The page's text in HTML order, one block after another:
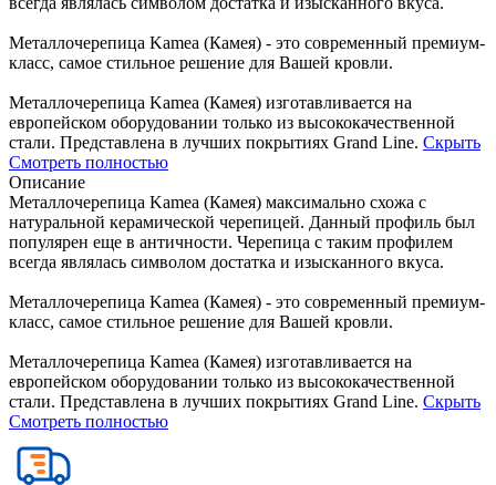
Металлочерепица Kamea (Камея) - это современный премиум-
класс, самое стильное решение для Вашей кровли.
Металлочерепица Kamea (Камея) изготавливается на
европейском оборудовании только из высококачественной
стали. Представлена в лучших покрытиях Grand Line. Скрыть
Смотреть полностью
Описание
Металлочерепица Kamea (Камея) максимально схожа с
натуральной керамической черепицей. Данный профиль был
популярен еще в античности. Черепица с таким профилем
всегда являлась символом достатка и изысканного вкуса.
Металлочерепица Kamea (Камея) - это современный премиум-
класс, самое стильное решение для Вашей кровли.
Металлочерепица Kamea (Камея) изготавливается на
европейском оборудовании только из высококачественной
стали. Представлена в лучших покрытиях Grand Line. Скрыть
Смотреть полностью